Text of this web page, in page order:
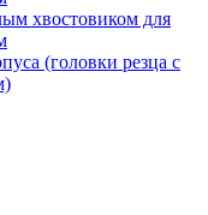
хвостовиком для
(головки резца с